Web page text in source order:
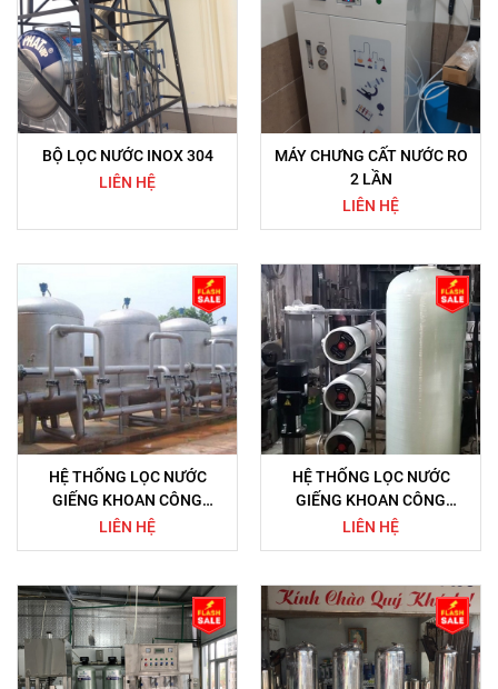
BỘ LỌC NƯỚC INOX 304
LIÊN HỆ
MÁY CHƯNG CẤT NƯỚC RO
2 LẦN
LIÊN HỆ
HỆ THỐNG LỌC NƯỚC
GIẾNG KHOAN CÔNG
NGHIỆP 50M3/H CÔNG
NGHỆ LỌC KÍN
LIÊN HỆ
HỆ THỐNG LỌC NƯỚC
GIẾNG KHOAN CÔNG
NGHIỆP 20M3/GIỜ
LIÊN HỆ